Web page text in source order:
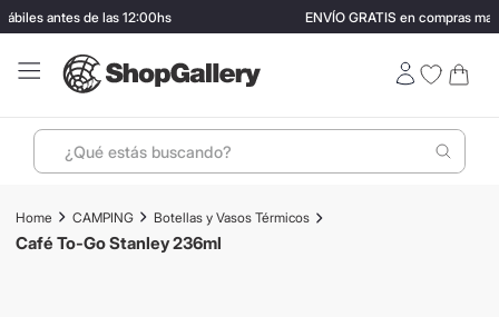
antes de las 12:00hs ENVÍO GRATIS en compras
¿Qué estás buscando?
CAMPING Botellas y Vasos Térmicos
Café To-Go Stanley 236ml
1. perfumes